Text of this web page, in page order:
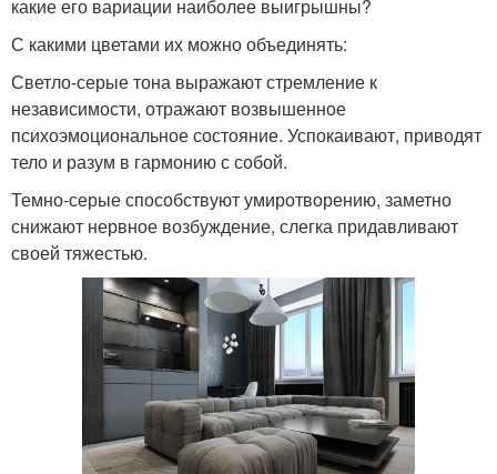
какие его вариации наиболее выигрышны?
С какими цветами их можно объединять:
Светло-серые тона выражают стремление к
независимости, отражают возвышенное
психоэмоциональное состояние. Успокаивают, приводят
тело и разум в гармонию с собой.
Темно-серые способствуют умиротворению, заметно
снижают нервное возбуждение, слегка придавливают
своей тяжестью.